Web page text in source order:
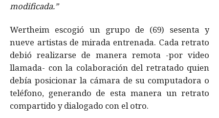
modificada.”
Wertheim escogió un grupo de (69) sesenta y
nueve artistas de mirada entrenada. Cada retrato
debió realizarse de manera remota -por video
llamada- con la colaboración del retratado quien
debía posicionar la cámara de su computadora o
teléfono, generando de esta manera un retrato
compartido y dialogado con el otro.